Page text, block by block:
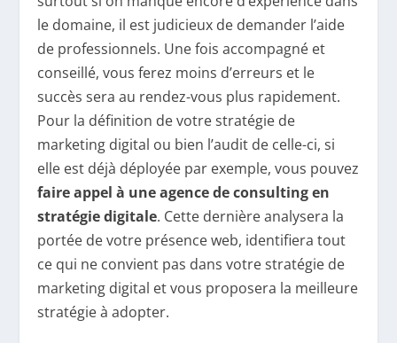
le domaine, il est judicieux de demander l’aide
de professionnels. Une fois accompagné et
conseillé, vous ferez moins d’erreurs et le
succès sera au rendez-vous plus rapidement.
Pour la définition de votre stratégie de
marketing digital ou bien l’audit de celle-ci, si
elle est déjà déployée par exemple, vous pouvez
faire appel à une agence de consulting en
stratégie digitale. Cette dernière analysera la
portée de votre présence web, identifiera tout
ce qui ne convient pas dans votre stratégie de
marketing digital et vous proposera la meilleure
stratégie à adopter.